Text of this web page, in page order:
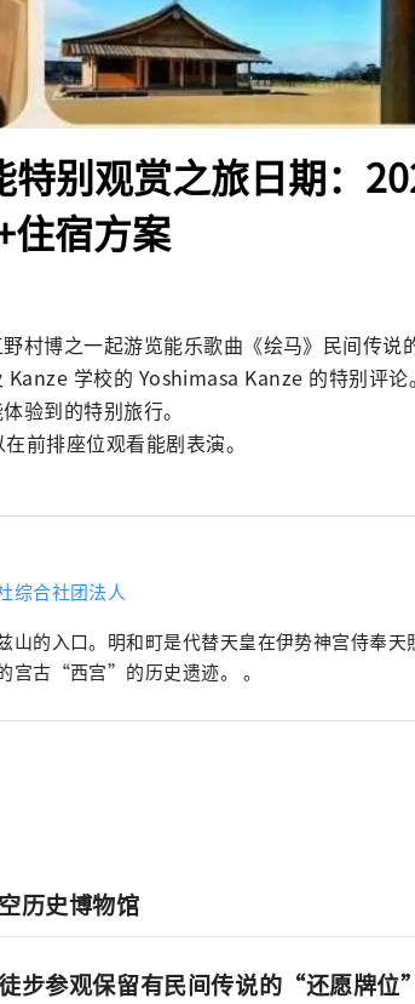
特别观赏之旅日期：
住宿方案
村博之一起游览能乐歌曲《绘马》民间传说
学校的 Yoshimasa Kanze 的特别评论。
验到的特别旅行。
前排座位观看能剧表演。
综合社团法人
山的入口。明和町是代替天皇在伊势神宫侍奉
宫古“西宫”的历史遗迹。 。
历史博物馆
步参观保留有民间传说的“还愿牌位”